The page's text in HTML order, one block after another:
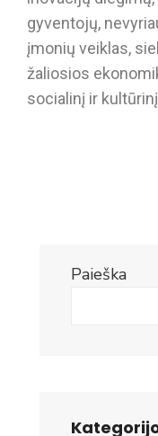
gyventojų,
įmonių veiklas,
žaliosios
socialinį ir
Paieška